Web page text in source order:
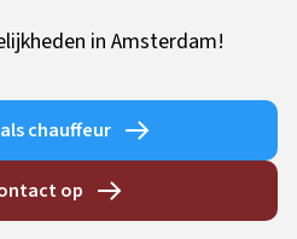
in Amsterdam!
chauffeur
op